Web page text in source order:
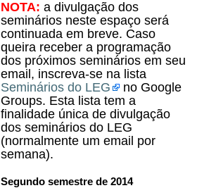
NOTA: a divulgação dos
seminários neste espaço será
continuada em breve. Caso
queira receber a programação
dos próximos seminários em seu
email, inscreva-se na lista
Seminários do LEG
no Google
Groups. Esta lista tem a
finalidade única de divulgação
dos seminários do LEG
(normalmente um email por
semana).
Segundo semestre de 2014